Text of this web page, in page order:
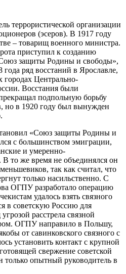
террористической организации
(эсеров). В 1917 году
– товарищ военного министра.
приступил к созданию
защиты Родины и свободы»,
ряд восстаний в Ярославле,
Центрально-
Восстания были
подпольную борьбу
но в 1920 году был вынужден
«Союз защиты Родины и
с большинством эмиграции,
и умеренно-
то же время не объединялся он
так как считал, что
только насильственно. С
ОГПУ разработало операцию
удалось взять связного
в советскую Россию для
расстрела связной
ОГПУ направило в Польшу,
от савинковского связного с
установить контакт с крупной
свержение советской
опытный руководитель в